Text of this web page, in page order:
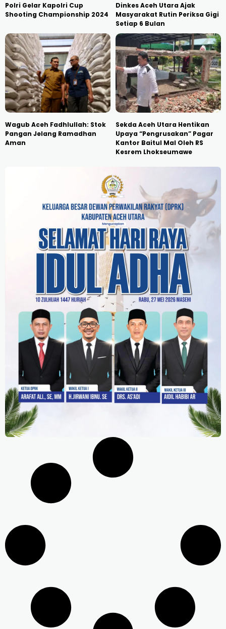
Polri Gelar Kapolri Cup
Shooting Championship 2024
Dinkes Aceh Utara Ajak
Masyarakat Rutin Periksa Gigi
Setiap 6 Bulan
Wagub Aceh Fadhlullah: Stok
Pangan Jelang Ramadhan
Aman
Sekda Aceh Utara Hentikan
Upaya “Pengrusakan” Pagar
Kantor Baitul Mal Oleh RS
Kesrem Lhokseumawe